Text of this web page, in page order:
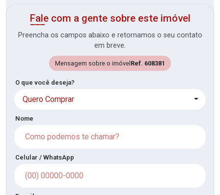
Fale com a gente sobre este imóvel
Preencha os campos abaixo e retornamos o seu contato
em breve.
Mensagem sobre o imóvelRef. 608381
O que você deseja?
Quero Comprar
Nome
Celular / WhatsApp